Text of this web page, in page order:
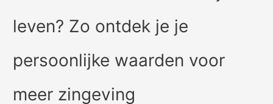
leven? Zo ontdek je je
persoonlijke waarden voor
meer zingeving